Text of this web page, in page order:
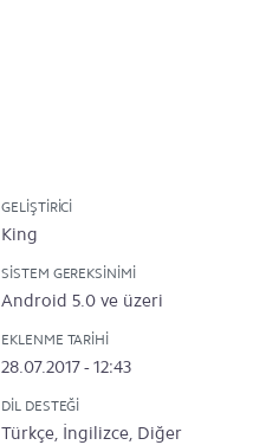
GELIŞTIRICI
King
SISTEM GEREKSINIMI
Android 5.0 ve üzeri
EKLENME TARIHI
28.07.2017 - 12:43
DIL DESTEĞI
Türkçe, İngilizce, Diğer